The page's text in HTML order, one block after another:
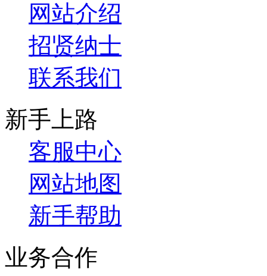
网站介绍
招贤纳士
联系我们
新手上路
客服中心
网站地图
新手帮助
业务合作